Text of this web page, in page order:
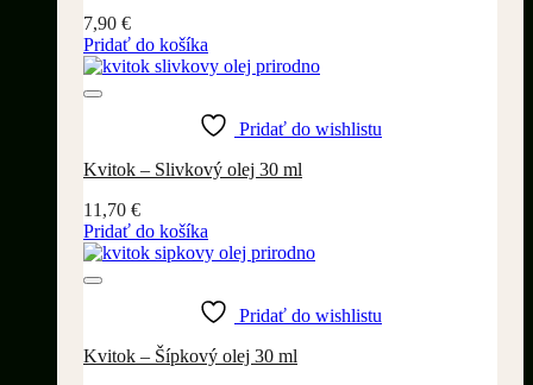
7,90 €
Pridať do košíka
Pridať do wishlistu
Kvitok – Slivkový olej 30 ml
11,70 €
Pridať do košíka
Pridať do wishlistu
Kvitok – Šípkový olej 30 ml